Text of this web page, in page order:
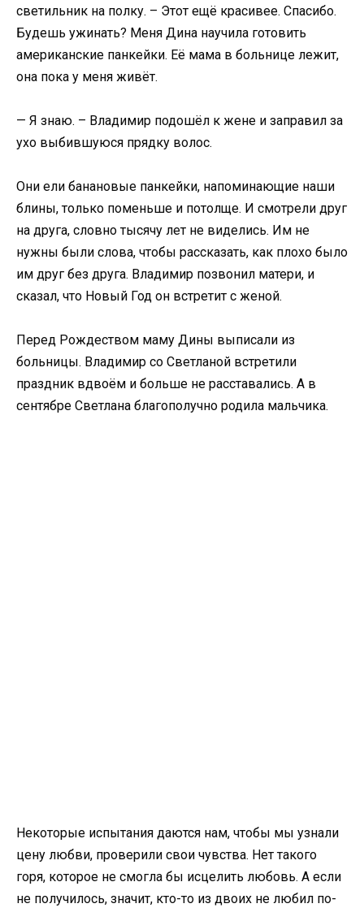
светильник на полку. – Этот ещё красивее. Спасибо.
Будешь ужинать? Меня Дина научила готовить
американские панкейки. Её мама в больнице лежит,
она пока у меня живёт.
— Я знаю. – Владимир подошёл к жене и заправил за
ухо выбившуюся прядку волос.
Они ели банановые панкейки, напоминающие наши
блины, только поменьше и потолще. И смотрели друг
на друга, словно тысячу лет не виделись. Им не
нужны были слова, чтобы рассказать, как плохо было
им друг без друга. Владимир позвонил матери, и
сказал, что Новый Год он встретит с женой.
Перед Рождеством маму Дины выписали из
больницы. Владимир со Светланой встретили
праздник вдвоём и больше не расставались. А в
сентябре Светлана благополучно родила мальчика.
Некоторые испытания даются нам, чтобы мы узнали
цену любви, проверили свои чувства. Нет такого
горя, которое не смогла бы исцелить любовь. А если
не получилось, значит, кто-то из двоих не любил по-